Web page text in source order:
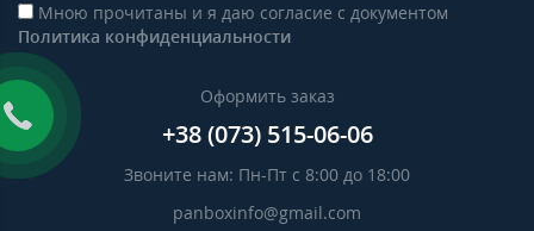
Мною прочитаны и я даю согласие с документом
Политика конфиденциальности
Оформить заказ
+38 (073) 515-06-06
Звоните нам: Пн-Пт с 8:00 до 18:00
panboxinfo@gmail.com